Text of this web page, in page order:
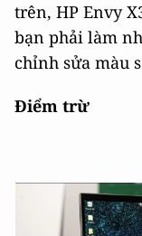
trên, HP Envy
bạn phải làm
chỉnh sửa màu
Điểm trừ